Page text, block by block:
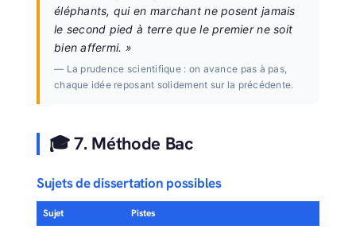
éléphants, qui en marchant ne posent jamais
le second pied à terre que le premier ne soit
bien affermi. »
— La prudence scientifique : on avance pas à pas,
chaque idée reposant solidement sur la précédente.
🎓 7. Méthode Bac
Sujets de dissertation possibles
Sujet Pistes